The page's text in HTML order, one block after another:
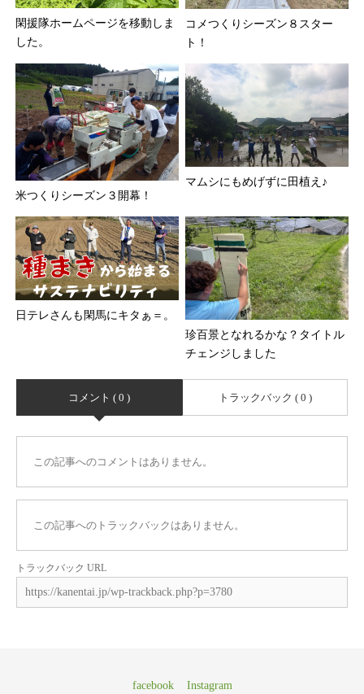
閑援隊ホームページを移動しま
した。
コメつくりシーズン８スター
ト！
米つくりシーズン３開幕！
マムシにもめげずに田植え♪
日テレさんも閑馬にキタぁ＝。
珍百景となれるかな？タイトル
チェンジしました
コメント ( 0 ) トラックバック ( 0 )
この記事へのコメントはありません。
この記事へのトラックバックはありません。
トラックバック URL
facebook Instagram